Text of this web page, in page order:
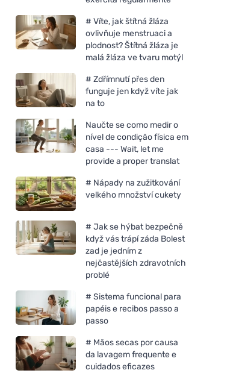
# Víte, jak štítná žláza
ovlivňuje menstruaci a
plodnost? Štítná žláza je
malá žláza ve tvaru motýl
# Zdřímnutí přes den
funguje jen když víte jak
na to
Naučte se como medir o
nível de condição física em
casa --- Wait, let me
provide a proper translat
# Nápady na zužitkování
velkého množství cukety
# Jak se hýbat bezpečně
když vás trápí záda Bolest
zad je jedním z
nejčastějších zdravotních
problé
# Sistema funcional para
papéis e recibos passo a
passo
# Mãos secas por causa
da lavagem frequente e
cuidados eficazes